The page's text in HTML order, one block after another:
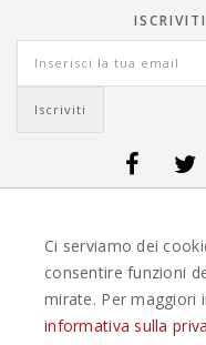
VIAGGI GUATEMALA -
OFFERTE VIAGGI
OFFERTE VIAGGI NORVEGIA
OFFERTE VIAGGI
Ci serviamo dei
consentire funzioni
mirate. Per maggiori
informativa sulla